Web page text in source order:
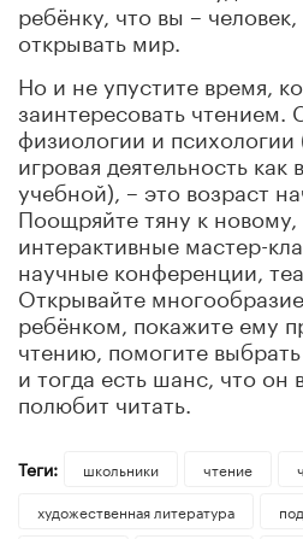
ребёнку, что вы –
открывать мир.
Но и не упустите время,
заинтересовать чтением.
физиологии и психологии
игровая деятельность
учебной), – это возраст
Поощряйте тяну к
интерактивные мастер-
научные конференции,
Открывайте
ребёнком, покажите ему
чтению, помогите
и тогда есть шанс, что он
полюбит читать.
Теги: школьники чтение
художественная литература